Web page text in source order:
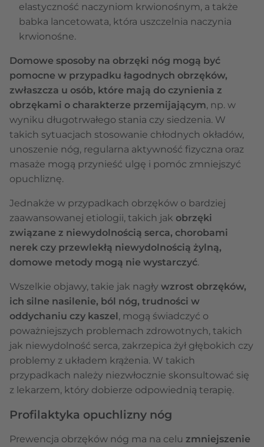
elastyczność naczyniom krwionośnym, a także
babka lancetowata, która uszczelnia naczynia
krwionośne.
Domowe sposoby na obrzęki nóg mogą być
pomocne w przypadku łagodnych obrzęków,
zwłaszcza u osób, które mają do czynienia z
obrzękami o charakterze przemijającym, np. w
wyniku długotrwałego stania czy siedzenia. W
takich sytuacjach stosowanie chłodnych okładów,
unoszenie nóg, regularna aktywność fizyczna oraz
masaże mogą przynieść ulgę i pomóc zmniejszyć
opuchliznę.
Jednakże w przypadkach obrzęków o bardziej
zaawansowanej etiologii, takich jak obrzęki
związane z niewydolnością serca, chorobami
nerek czy przewlekłą niewydolnością żylną,
domowe metody mogą nie wystarczyć.
Wszelkie objawy, takie jak nagły wzrost obrzęków,
ich silne nasilenie, ból nóg, trudności w
oddychaniu czy kaszel, mogą świadczyć o
poważniejszych problemach zdrowotnych, takich
jak niewydolność serca, zakrzepica żył głębokich czy
problemy z układem krążenia. W takich
przypadkach należy niezwłocznie skonsultować się
z lekarzem, który dobierze odpowiednią terapię.
Profilaktyka opuchlizny nóg
Prewencja obrzęków nóg ma na celu zmniejszenie